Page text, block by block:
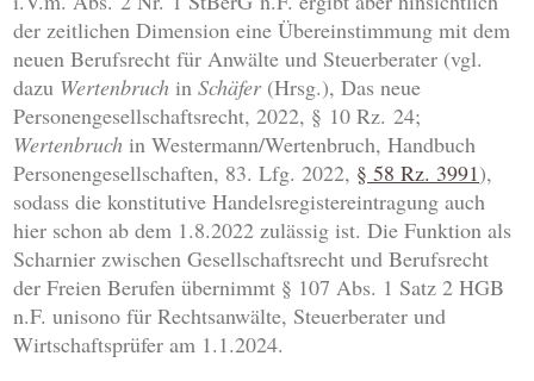
der zeitlichen Dimension eine Übereinstimmung mit dem
neuen Berufsrecht für Anwälte und Steuerberater (vgl.
dazu WertenbruchinSchäfer (Hrsg.), Das neue
Personengesellschaftsrecht, 2022, § 10 Rz. 24;
Wertenbruch in Westermann/Wertenbruch, Handbuch
Personengesellschaften, 83. Lfg. 2022, § 58 Rz. 3991),
sodass die konstitutive Handelsregistereintragung auch
hier schon ab dem 1.8.2022 zulässig ist. Die Funktion als
Scharnier zwischen Gesellschaftsrecht und Berufsrecht
der Freien Berufen übernimmt § 107 Abs. 1 Satz 2 HGB
n.F. unisono für Rechtsanwälte, Steuerberater und
Wirtschaftsprüfer am 1.1.2024.